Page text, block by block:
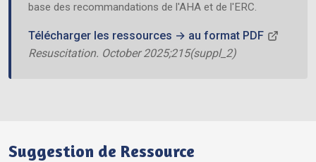
base des recommandations de l'AHA et de l'ERC.
Télécharger les ressources → au format PDF
Resuscitation. October 2025;215(suppl_2)
Suggestion de Ressource